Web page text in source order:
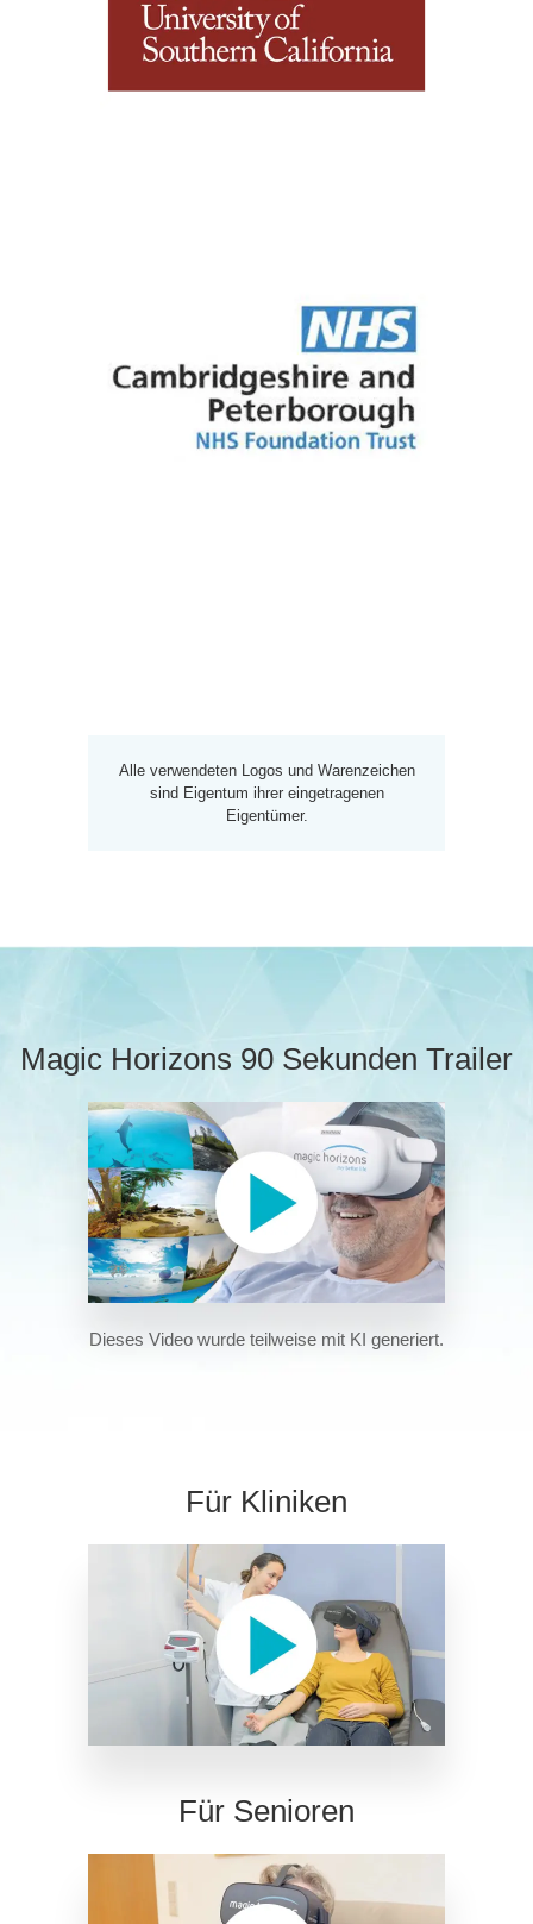
Alle verwendeten Logos und Warenzeichen
sind Eigentum ihrer eingetragenen
Eigentümer.
Magic Horizons 90 Sekunden Trailer
Dieses Video wurde teilweise mit KI generiert.
Für Kliniken
Für Senioren